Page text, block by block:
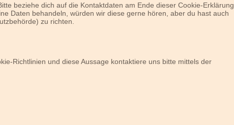
beziehe dich auf die Kontaktdaten am Ende dieser Cookie-Erklärung.
Daten behandeln, würden wir diese gerne hören, aber du hast auch
zu richten.
Richtlinien und diese Aussage kontaktiere uns bitte mittels der